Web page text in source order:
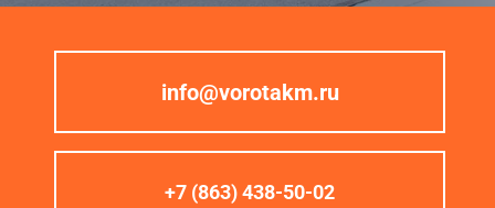
info@vorotakm.ru
+7 (863) 438-50-02